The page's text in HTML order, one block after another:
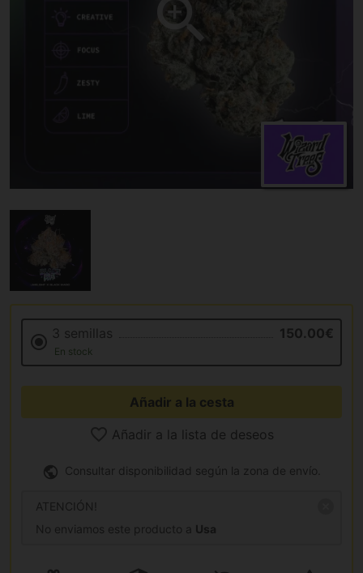
3 semillas 150.00€
En stock
Añadir a la cesta
Añadir a la lista de deseos
Consultar disponibilidad según la zona de envío.
ATENCIÓN!
No enviamos este producto a Usa